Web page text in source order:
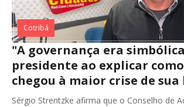
Cotribá
"A governança era
presidente ao explicar
chegou à maior crise de
Sérgio Strentzke afirma que o Conselho de